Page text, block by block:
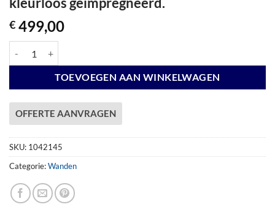
€ 499,00
TOEVOEGEN AAN WINKELWAGEN
OFFERTE AANVRAGEN
SKU: 1042145
Categorie:Wanden